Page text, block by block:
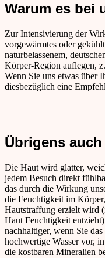
Warum es bei
Zur Intensivierung der
vorgewärmtes oder
naturbelassenem,
Körper-Region auflegen,
Wenn Sie uns etwas über
diesbezüglich eine
Übrigens
Die Haut wird glatter,
jedem Besuch direkt
das durch die Wirkung
die Feuchtigkeit im
Hautstraffung erzielt wird
Haut Feuchtigkeit
nachhaltiger, wenn Sie
hochwertige Wasser vor,
die kostbaren Mineralien